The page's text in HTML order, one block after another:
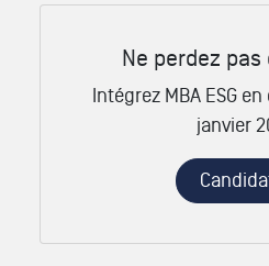
Ne perdez
Intégrez MBA ESG
janvier